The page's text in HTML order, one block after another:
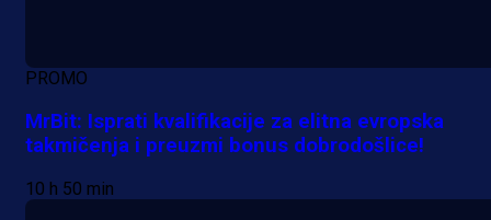
PROMO
MrBit: Isprati kvalifikacije za elitna evropska
takmičenja i preuzmi bonus dobrodošlice!
10 h 50 min